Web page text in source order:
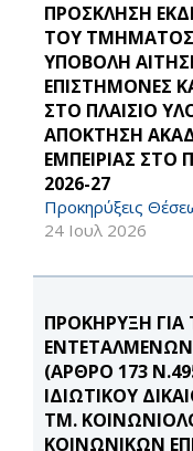
ΠΡΟΣΚΛΗΣΗ
ΤΟΥ ΤΜΗΜΑΤΟΣ
ΥΠΟΒΟΛΗ
ΕΠΙΣΤΗΜΟΝΕΣ
ΣΤΟ ΠΛΑΙΣΙΟ
ΑΠΟΚΤΗΣΗ
ΕΜΠΕΙΡΙΑΣ ΣΤΟ
2026-27
Προκηρύξεις
24 Ιουλ 2026
ΠΡΟΚΗΡΥΞΗ ΓΙΑ
(ΑΡΘΡΟ 173
ΙΔΙΩΤΙΚΟΥ
ΤΜ.
ΚΟΙΝΩΝΙΚΩΝ